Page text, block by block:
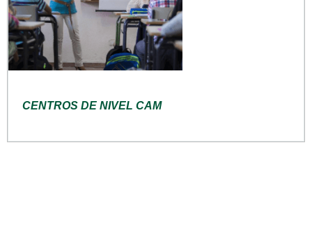
CENTROS DE NIVEL CAM